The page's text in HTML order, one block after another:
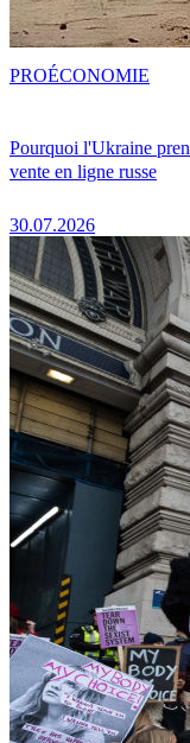
Pourquoi l'Ukraine
vente en ligne russe
30.07.2026
PROÉCONOMIE